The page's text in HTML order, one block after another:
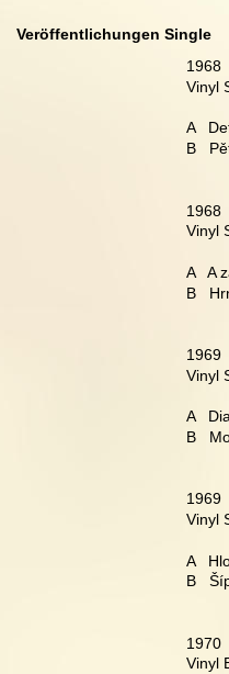
1968
Vinyl
A
B
1968
Vinyl
A   A
B
1969
Vinyl
A
B
1969
Vinyl
A
B
1970
Vinyl
Veröffentlichungen Single